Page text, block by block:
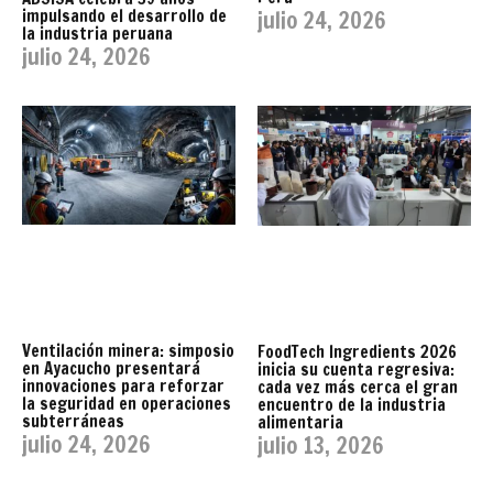
impulsando el desarrollo de
la industria peruana
julio 24, 2026
julio 24, 2026
Ventilación minera: simposio
en Ayacucho presentará
innovaciones para reforzar
la seguridad en operaciones
subterráneas
julio 24, 2026
FoodTech Ingredients 2026
inicia su cuenta regresiva:
cada vez más cerca el gran
encuentro de la industria
alimentaria
julio 13, 2026